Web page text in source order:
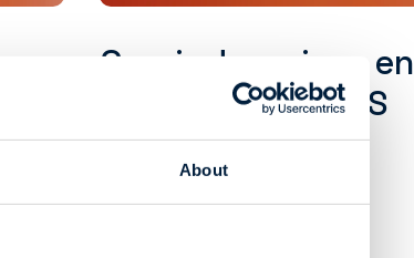
About
Ouvrir des mises en
plan SOLIDWORKS